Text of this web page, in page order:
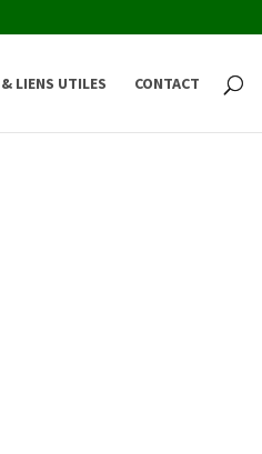
LIENS UTILES CONTACT